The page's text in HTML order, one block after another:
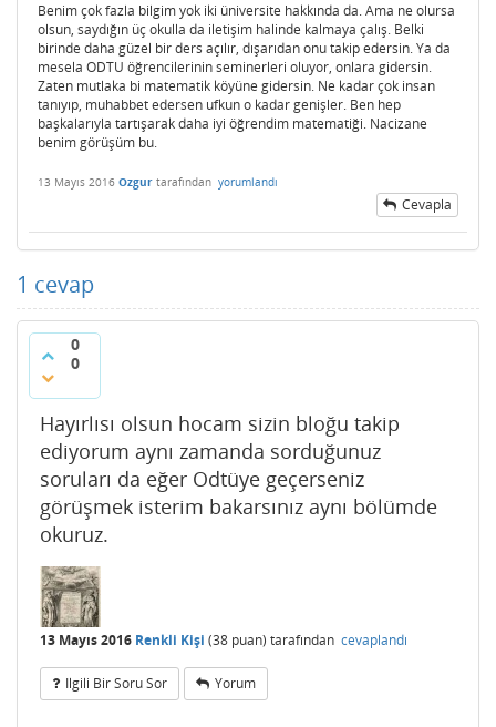
Benim çok fazla bilgim yok iki üniversite hakkında da. Ama ne olursa
olsun, saydığın üç okulla da iletişim halinde kalmaya çalış. Belki
birinde daha güzel bir ders açılır, dışarıdan onu takip edersin. Ya da
mesela ODTU öğrencilerinin seminerleri oluyor, onlara gidersin.
Zaten mutlaka bi matematik köyüne gidersin. Ne kadar çok insan
tanıyıp, muhabbet edersen ufkun o kadar genişler. Ben hep
başkalarıyla tartışarak daha iyi öğrendim matematiği. Nacizane
benim görüşüm bu.
13 Mayıs 2016 Ozgur tarafından yorumlandı
Cevapla
1 cevap
0
0
Hayırlısı olsun hocam sizin bloğu takip
ediyorum aynı zamanda sorduğunuz
soruları da eğer Odtüye geçerseniz
görüşmek isterim bakarsınız aynı bölümde
okuruz.
13 Mayıs 2016 Renkli Kişi (38 puan) tarafından cevaplandı
Ilgili Bir Soru Sor Yorum